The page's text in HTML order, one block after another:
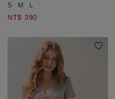
S M L
NT$ 390